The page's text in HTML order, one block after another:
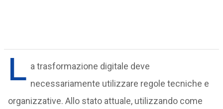
L a trasformazione digitale deve
necessariamente utilizzare regole tecniche e
organizzative. Allo stato attuale, utilizzando come